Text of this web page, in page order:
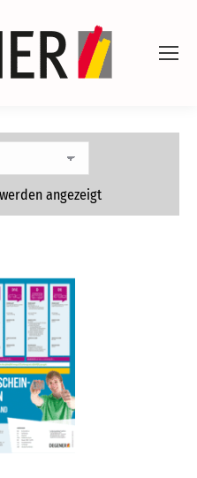
angezeigt